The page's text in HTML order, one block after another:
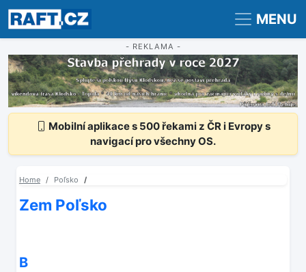
Registrace Přihlášení MENU
- REKLAMA -
Mobilní aplikace s 500 řekami z ČR i Evropy s
navigací pro všechny OS.
Home Poľsko
Zem Poľsko
B